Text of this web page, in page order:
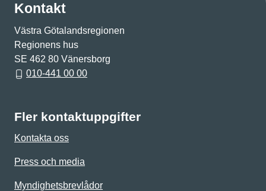
Kontakt
Västra Götalandsregionen
Regionens hus
SE 462 80 Vänersborg
010-441 00 00
Fler kontaktuppgifter
Kontakta oss
Press och media
Myndighetsbrevlådor